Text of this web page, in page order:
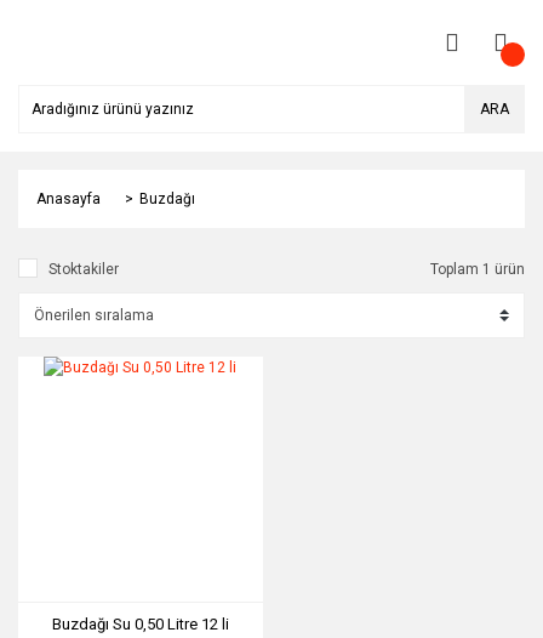
ARA
Anasayfa Buzdağı
Stoktakiler Toplam 1 ürün
Buzdağı Su 0,50 Litre 12 li